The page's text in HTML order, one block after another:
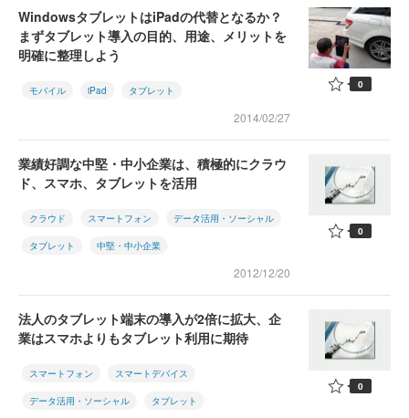
WindowsタブレットはiPadの代替となるか？
まずタブレット導入の目的、用途、メリットを
明確に整理しよう
モバイル iPad タブレット
2014/02/27
0
業績好調な中堅・中小企業は、積極的にクラウ
ド、スマホ、タブレットを活用
クラウド スマートフォン データ活用・ソーシャル
タブレット 中堅・中小企業
2012/12/20
0
法人のタブレット端末の導入が2倍に拡大、企
業はスマホよりもタブレット利用に期待
スマートフォン スマートデバイス
データ活用・ソーシャル タブレット
0